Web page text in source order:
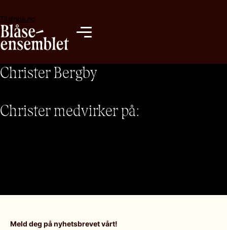
til
innhold
til
navigasjon
Til dnbe.no
Toggle
Christer Bergby
Christer medvirker på:
Meld deg på nyhetsbrevet vårt!